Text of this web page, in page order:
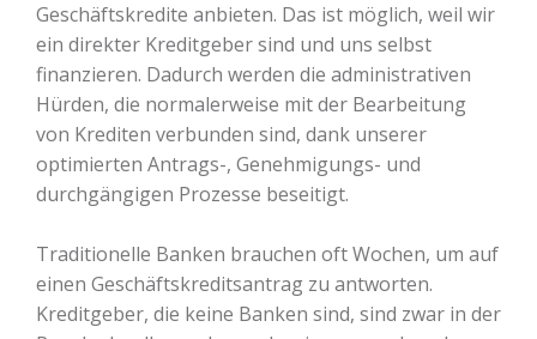
Geschäftskredite anbieten. Das ist möglich, weil wir
ein direkter Kreditgeber sind und uns selbst
finanzieren. Dadurch werden die administrativen
Hürden, die normalerweise mit der Bearbeitung
von Krediten verbunden sind, dank unserer
optimierten Antrags-, Genehmigungs- und
durchgängigen Prozesse beseitigt.
Traditionelle Banken brauchen oft Wochen, um auf
einen Geschäftskreditsantrag zu antworten.
Kreditgeber, die keine Banken sind, sind zwar in der